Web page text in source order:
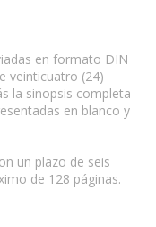
en formato DIN
veinticuatro (24)
la sinopsis completa
en blanco y
un plazo de seis
de 128 páginas.